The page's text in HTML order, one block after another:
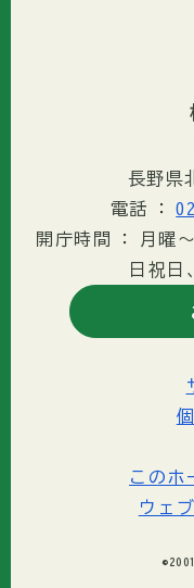
長野県
電話
開庁時間
月曜
日祝日
このホ
ウェ